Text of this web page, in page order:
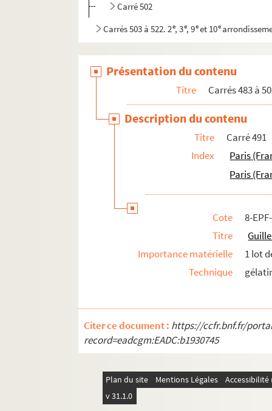
Carré 502
Carrés 503 à 522. 2e, 3e, 9eet 10e
Présentation du contenu
Titre Carrés 483 à
Description du contenu
Titre
Carré 491
Index
Paris
Paris
Cote
8-
Titre
Importance matérielle
1 lot
Technique
Citer ce document : https://ccfr.bnf.fr/
record=eadcgm:EADC:b1930745
Plan du site Mentions Légales
v 31.1.0